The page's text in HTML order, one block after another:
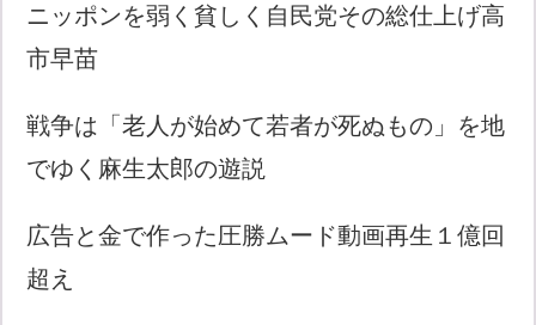
ニッポンを弱く貧しく自民党その総仕上げ高
市早苗
戦争は「老人が始めて若者が死ぬもの」を地
でゆく麻生太郎の遊説
広告と金で作った圧勝ムード動画再生１億回
超え